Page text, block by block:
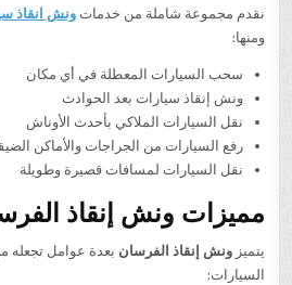
نقدم مجموعة شاملة من خدماتونش انقاذ
ومنها:
سحب السيارات المعطلة في أي مكان
ونش إنقاذ سيارات بعد الحوادث
نقل السيارات الملاكي بأحدث الأوناش
رفع السيارات من الجراجات والأماكن
نقل السيارات لمسافات قصيرة وطويلة
مميزات ونش إنقاذ
يتميزونش إنقاذ الفرسان بعدة عوامل تجعله
السيارات: